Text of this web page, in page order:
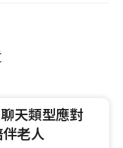
天類型應對
老人